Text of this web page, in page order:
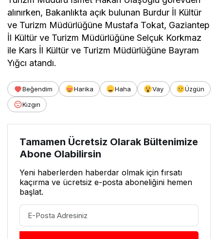
alınırken, Bakanlıkta açık bulunan Burdur İl Kültür
ve Turizm Müdürlüğüne Mustafa Tokat, Gaziantep
İl Kültür ve Turizm Müdürlüğüne Selçuk Korkmaz
ile Kars İl Kültür ve Turizm Müdürlüğüne Bayram
Yığcı atandı.
Beğendim Harika Haha Vay
Üzgün
Kızgın
Tamamen Ücretsiz Olarak Bültenimize
Abone Olabilirsin
Yeni haberlerden haberdar olmak için fırsatı
kaçırma ve ücretsiz e-posta aboneliğini hemen
başlat.